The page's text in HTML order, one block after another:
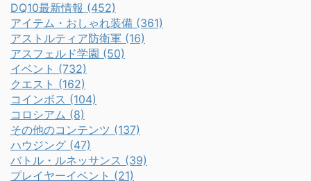
DQ10最新情報 (452)
アイテム・おしゃれ装備 (361)
アストルティア防衛軍 (16)
アスフェルド学園 (50)
イベント (732)
クエスト (162)
コインボス (104)
コロシアム (8)
その他のコンテンツ (137)
ハウジング (47)
バトル・ルネッサンス (39)
プレイヤーイベント (21)